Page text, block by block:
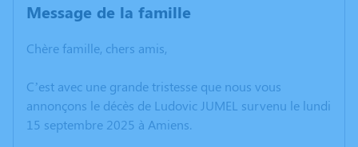
Message de la famille
Chère famille, chers amis,
C’est avec une grande tristesse que nous vous
annonçons le décès de Ludovic JUMEL survenu le lundi
15 septembre 2025 à Amiens.